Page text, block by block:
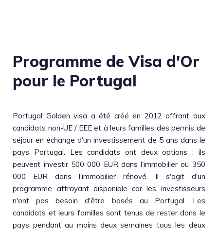
Programme de Visa d'Or
pour le Portugal
Portugal Golden visa a été créé en 2012 offrant aux
candidats non-UE / EEE et à leurs familles des permis de
séjour en échange d'un investissement de 5 ans dans le
pays Portugal. Les candidats ont deux options : ils
peuvent investir 500 000 EUR dans l'immobilier ou 350
000 EUR dans l'immobilier rénové. Il s'agit d'un
programme attrayant disponible car les investisseurs
n'ont pas besoin d'être basés au Portugal. Les
candidats et leurs familles sont tenus de rester dans le
pays pendant au moins deux semaines tous les deux